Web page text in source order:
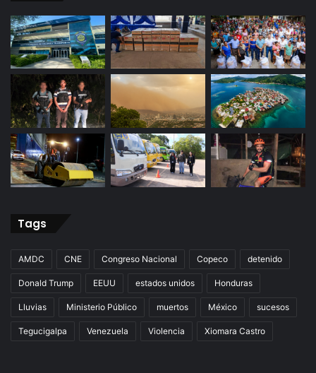
Tags
AMDC CNE Congreso Nacional Copeco detenido
Donald Trump EEUU estados unidos Honduras
Lluvias Ministerio Público muertos México sucesos
Tegucigalpa Venezuela Violencia Xiomara Castro